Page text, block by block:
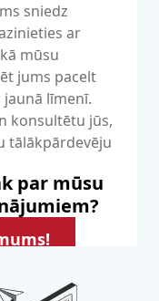
sniedz
ar
mūsu
jums pacelt
līmenī.
konsultētu jūs,
tālākpārdevēju
par mūsu